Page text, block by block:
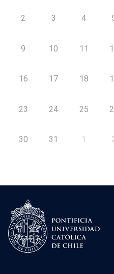
2 3 4
9 10 11
16 17 18
23 24 25
30 31 1